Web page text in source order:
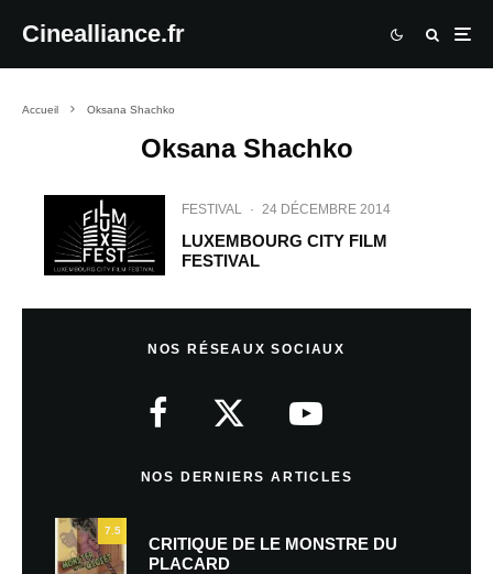
Cinealliance.fr
Accueil Oksana Shachko
Oksana Shachko
FESTIVAL · 24 DÉCEMBRE 2014
LUXEMBOURG CITY FILM
FESTIVAL
NOS RÉSEAUX SOCIAUX
NOS DERNIERS ARTICLES
7.5
CRITIQUE DE LE MONSTRE DU
PLACARD